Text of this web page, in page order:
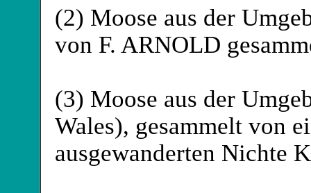
(2) Moose aus der
von F. ARNOLD
(3) Moose aus der
Wales), gesammelt von
ausgewanderten Nichte